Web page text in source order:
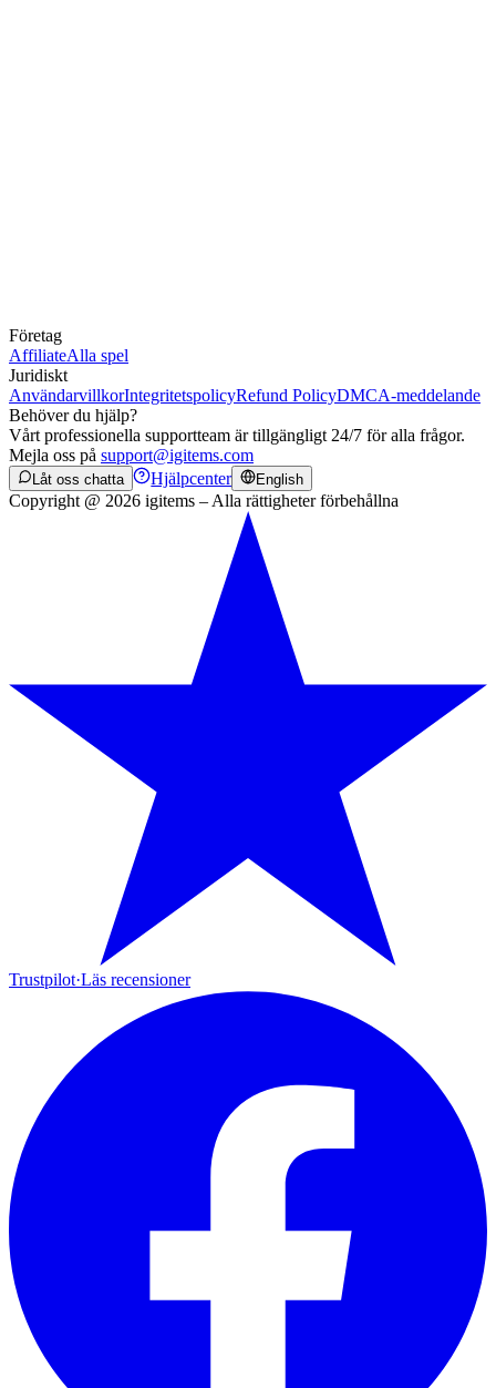
Företag
AffiliateAlla spel
Juridiskt
AnvändarvillkorIntegritetspolicyRefund PolicyDMCA-meddelande
Behöver du hjälp?
Vårt professionella supportteam är tillgängligt 24/7 för alla frågor.
Mejla oss på support@igitems.com
Låt oss chatta Hjälpcenter English
Copyright @ 2026 igitems – Alla rättigheter förbehållna
Trustpilot·Läs recensioner